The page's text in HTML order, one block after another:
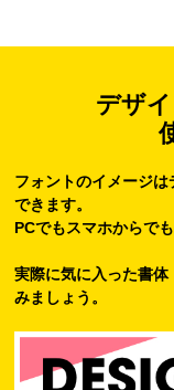
デザ
フォントのイメージ
できます。
PCでもスマホからでも
実際に気に入った書
みましょう。